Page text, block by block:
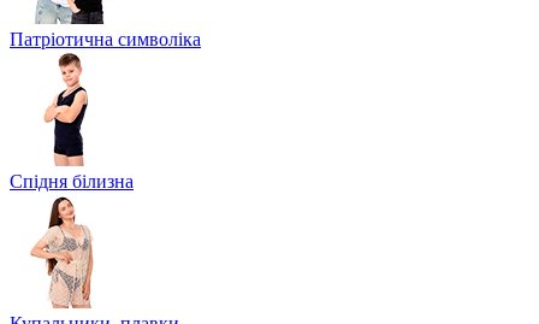
Патріотична символіка
Спідня білизна